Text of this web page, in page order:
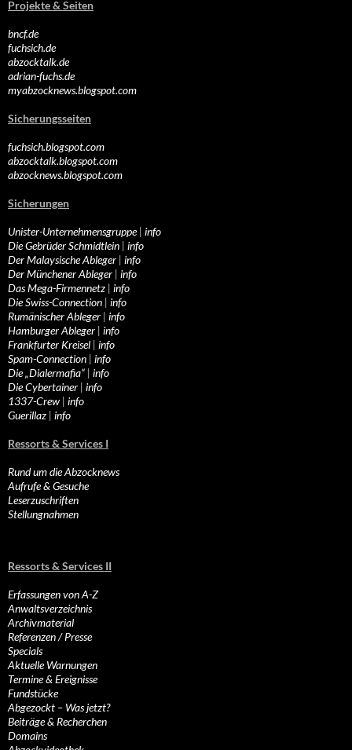
Projekte & Seiten
bncf.de
fuchsich.de
abzocktalk.de
adrian-fuchs.de
myabzocknews.blogspot.com
Sicherungsseiten
fuchsich.blogspot.com
abzocktalk.blogspot.com
abzocknews.blogspot.com
Sicherungen
Unister-Unternehmensgruppe| info
Die Gebrüder Schmidtlein | info
Der Malaysische Ableger | info
Der Münchener Ableger | info
Das Mega-Firmennetz | info
Die Swiss-Connection | info
Rumänischer Ableger | info
Hamburger Ableger | info
Frankfurter Kreisel | info
Spam-Connection | info
Die „Dialermafia“ | info
Die Cybertainer | info
1337-Crew | info
Guerillaz | info
Ressorts & Services I
Rund um die Abzocknews
Aufrufe & Gesuche
Leserzuschriften
Stellungnahmen
Ressorts & Services II
Erfassungen von A-Z
Anwaltsverzeichnis
Archivmaterial
Referenzen / Presse
Specials
Aktuelle Warnungen
Termine & Ereignisse
Fundstücke
Abgezockt – Was jetzt?
Beiträge & Recherchen
Domains